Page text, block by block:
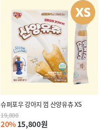
슈퍼포우 강아지 껌 산양유츄 XS
19,800
20%15,800원